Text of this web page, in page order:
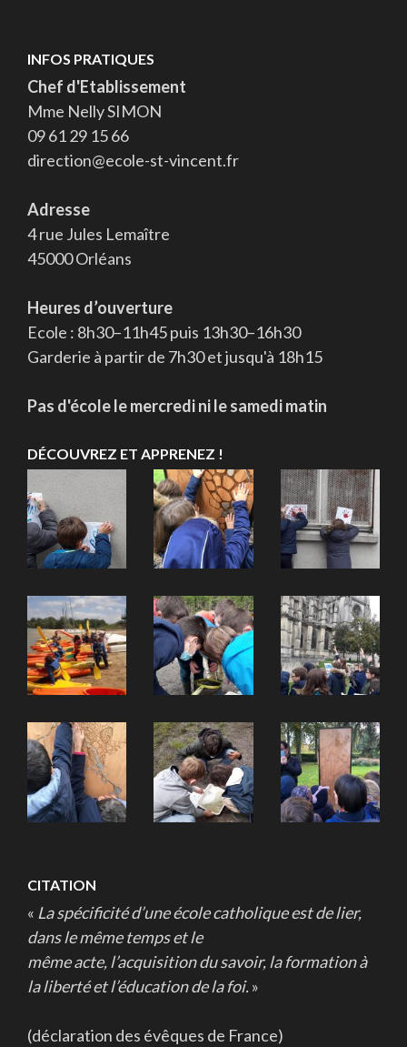
INFOS PRATIQUES
Chef d'Etablissement
Mme Nelly SIMON
09 61 29 15 66
direction@ecole-st-vincent.fr
Adresse
4 rue Jules Lemaître
45000 Orléans
Heures d’ouverture
Ecole : 8h30–11h45 puis 13h30–16h30
Garderie à partir de 7h30 et jusqu'à 18h15
Pas d'école le mercredi ni le samedi matin
DÉCOUVREZ ET APPRENEZ !
CITATION
« La spécificité d’une école catholique est de lier,
dans le même temps et le
même acte, l’acquisition du savoir, la formation à
la liberté et l’éducation de la foi.»
(déclaration des évêques de France)